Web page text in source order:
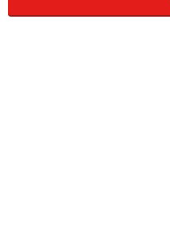
は、セール時以外の通常